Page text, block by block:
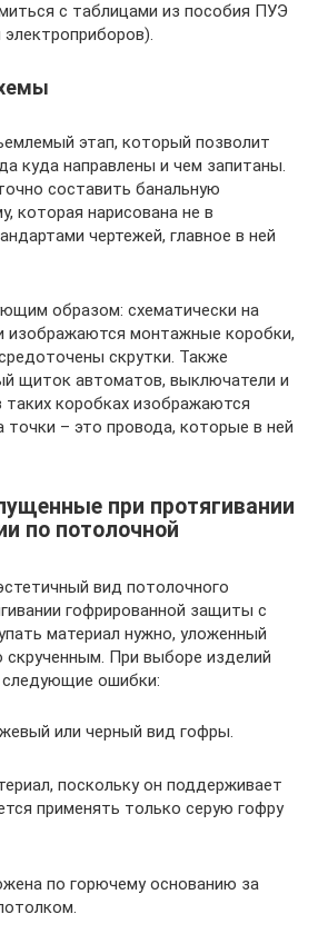
с таблицами из пособия ПУЭ
этап, который позволит
куда направлены и чем запитаны.
составить банальную
которая нарисована не в
чертежей, главное в ней
образом: схематически на
изображаются монтажные коробки,
скрутки. Также
щиток автоматов, выключатели и
таких коробках изображаются
точки – это провода, которые в ней
при протягивании
по потолочной
вид потолочного
гофрированной защиты с
материал нужно, уложенный
скрученным. При выборе изделий
ошибки:
или черный вид гофры.
поскольку он поддерживает
применять только серую гофру
по горючему основанию за